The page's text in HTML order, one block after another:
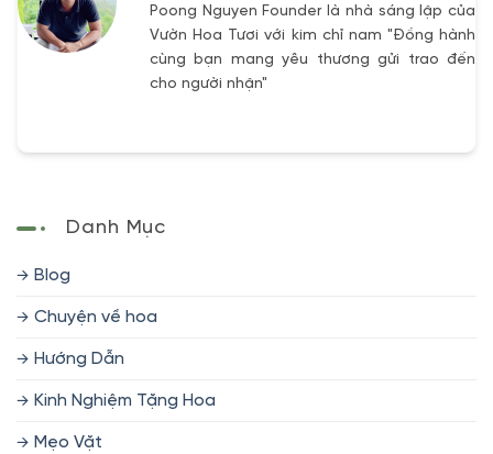
Poong Nguyen Founder là nhà sáng lập của
Vườn Hoa Tươi với kim chỉ nam "Đồng hành
cùng bạn mang yêu thương gửi trao đến
cho người nhận"
Danh Mục
Blog
Chuyện về hoa
Hướng Dẫn
Kinh Nghiệm Tặng Hoa
Mẹo Vặt